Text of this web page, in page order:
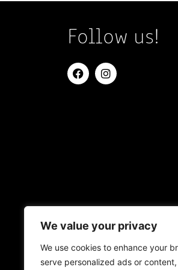
We value your privacy
We use cookies to enhance your
serve personalized ads or
Follow us!